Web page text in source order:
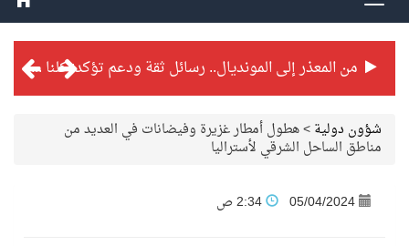
من المعذر إلى المونديال.. رسائل ثقة ودعم تؤكد: كلنا مع الأخضر
شؤون دولية>هطول أمطار غزيرة وفيضانات في العديد من
مناطق الساحل الشرقي لأستراليا
05/04/2024